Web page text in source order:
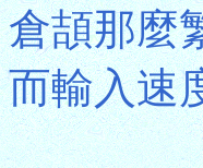
倉頡那麼
而輸入速